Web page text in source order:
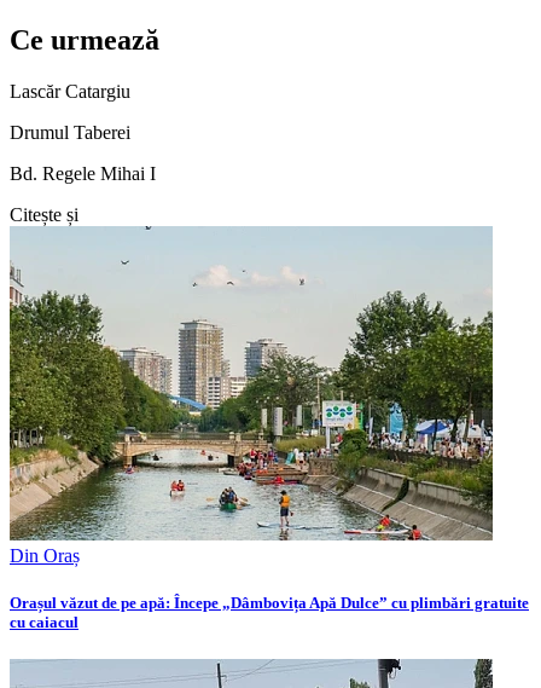
Ce urmează
Lascăr Catargiu
Drumul Taberei
Bd. Regele Mihai I
Citește și
Din Oraș
Orașul văzut de pe apă: Începe „Dâmbovița Apă Dulce” cu plimbări gratuite
cu caiacul